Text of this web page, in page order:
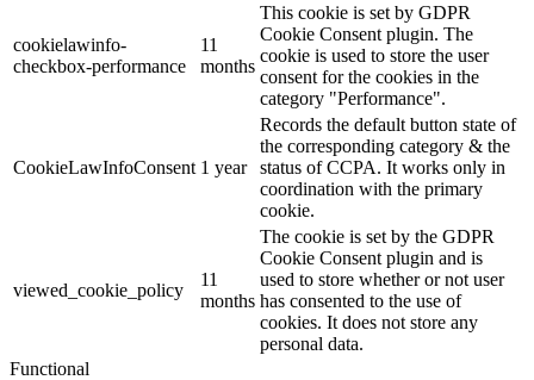
cookielawinfo-
checkbox-performance
11
months
This cookie is set by GDPR
Cookie Consent plugin. The
cookie is used to store the user
consent for the cookies in the
category "Performance".
CookieLawInfoConsent 1 year
Records the default button state of
the corresponding category & the
status of CCPA. It works only in
coordination with the primary
cookie.
viewed_cookie_policy
11
months
The cookie is set by the GDPR
Cookie Consent plugin and is
used to store whether or not user
has consented to the use of
cookies. It does not store any
personal data.
Functional